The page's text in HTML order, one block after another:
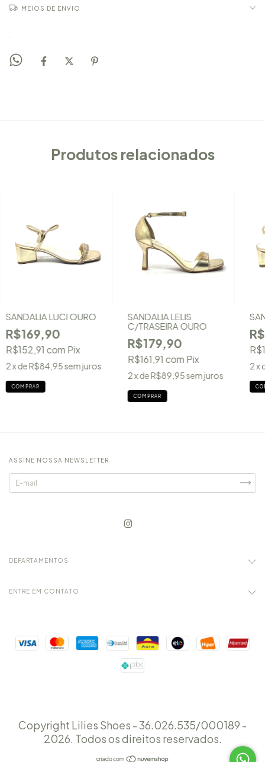
MEIOS DE ENVIO
Produtos relacionados
SANDALIA LUCI OURO
R$169,90
R$152,91 com Pix
2x deR$84,95sem juros
COMPRAR
SANDALIA LELIS
C/TRASEIRA OURO
R$179,90
R$161,91 com Pix
2x deR$89,95sem juros
COMPRAR
2x
ASSINE NOSSA NEWSLETTER
DEPARTAMENTOS
ENTRE EM CONTATO
Copyright Lilies Shoes - 36.026.535/000189 -
2026. Todos os direitos reservados.